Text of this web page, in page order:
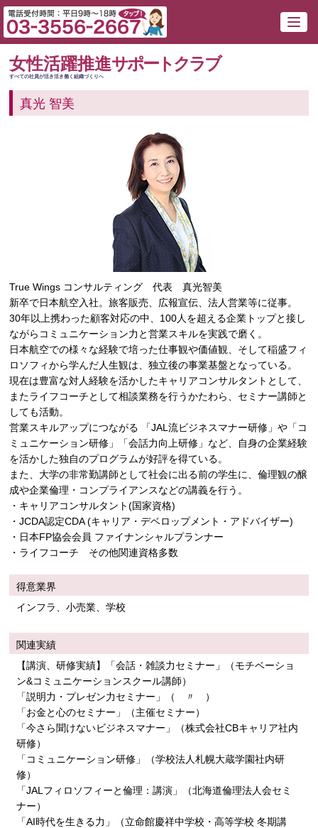
女性活躍推進サポートクラブ
すべての社員が活き活き働く組織づくりへ
真光 智美
True Wings コンサルティング 代表 真光智美
新卒で日本航空入社。旅客販売、広報宣伝、法人営業等に従事。
30年以上携わった顧客対応の中、100人を超える企業トップと接し
ながらコミュニケーション力と営業スキルを実践で磨く。
日本航空での様々な経験で培った仕事観や価値観、そして稲盛フィ
ロソフィから学んだ人生観は、独立後の事業基盤となっている。
現在は豊富な対人経験を活かしたキャリアコンサルタントとして、
またライフコーチとして相談業務を行うかたわら、セミナー講師と
しても活動。
営業スキルアップにつながる 「JAL流ビジネスマナー研修」や「コ
ミュニケーション研修」「会話力向上研修」など、自身の企業経験
を活かした独自のプログラムが好評を得ている。
また、大学の非常勤講師として社会に出る前の学生に、倫理観の醸
成や企業倫理・コンプライアンスなどの講義を行う。
・キャリアコンサルタント(国家資格)
・JCDA認定CDA (キャリア・デベロップメント・アドバイザー)
・日本FP協会会員 ファイナンシャルプランナー
・ライフコーチ その他関連資格多数
得意業界
インフラ、小売業、学校
関連実績
【講演、研修実績】「会話・雑談力セミナー」（モチベーショ
ン&コミュニケーションスクール講師）
「説明力・プレゼン力セミナー」（ 〃 ）
「お金と心のセミナー」（主催セミナー）
「今さら聞けないビジネスマナー」（株式会社CBキャリア社内
研修）
「コミュニケーション研修」（学校法人札幌大蔵学園社内研
修）
「JALフィロソフィーと倫理：講演」（北海道倫理法人会セミ
ナー）
「AI時代を生きる力」（立命館慶祥中学校・高等学校 冬期講